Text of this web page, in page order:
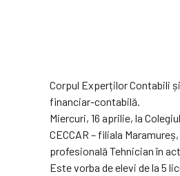
Corpul Experților Contabili
financiar-contabilă.
Miercuri, 16 aprilie, la
CECCAR – filiala
profesională Tehnician în
Este vorba de elevi de la 5